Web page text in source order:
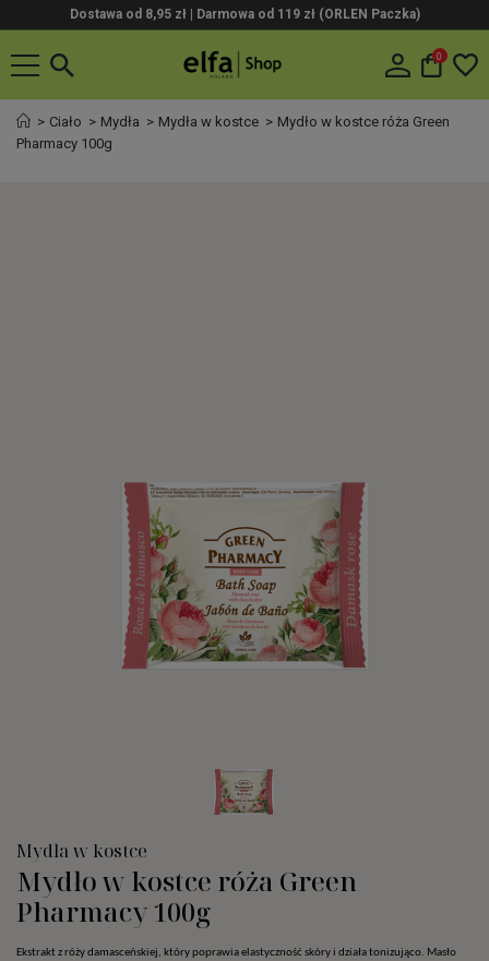
Dostawa od 8,95 zł | Darmowa od 119 zł (ORLEN Paczka)
0
Ciało Mydła Mydła w kostce
Mydło w kostce róża Green
Pharmacy 100g
Mydła w kostce
Mydło w kostce róża Green
Pharmacy 100g
Ekstrakt z róży damasceńskiej, który poprawia elastyczność skóry i działa tonizująco. Masło